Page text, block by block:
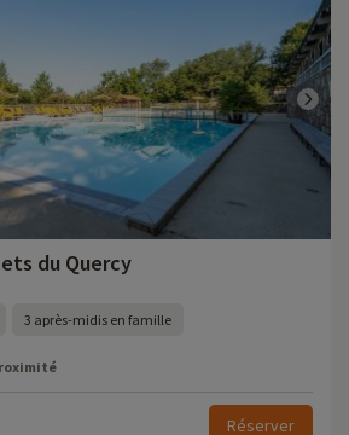
du Quercy
3 après-midis en famille
Réserver